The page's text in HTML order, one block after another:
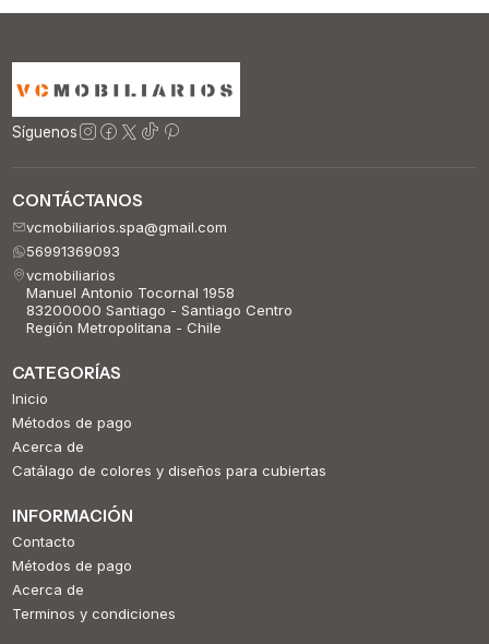
Síguenos
CONTÁCTANOS
vcmobiliarios.spa@gmail.com
56991369093
vcmobiliarios
Manuel Antonio Tocornal 1958
83200000 Santiago - Santiago Centro
Región Metropolitana - Chile
CATEGORÍAS
Inicio
Métodos de pago
Acerca de
Catálago de colores y diseños para cubiertas
INFORMACIÓN
Contacto
Métodos de pago
Acerca de
Terminos y condiciones